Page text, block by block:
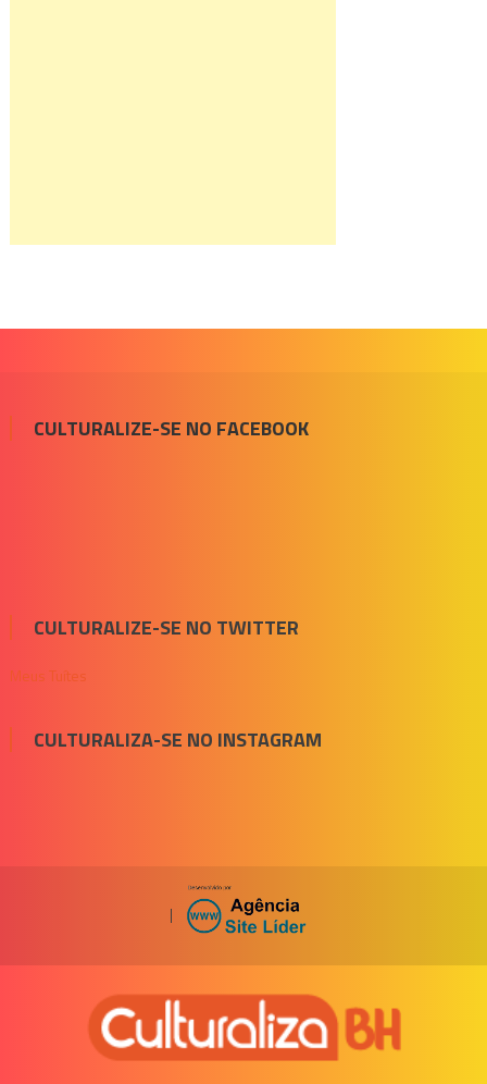
CULTURALIZE-SE NO FACEBOOK
CULTURALIZE-SE NO TWITTER
Meus Tuítes
CULTURALIZA-SE NO INSTAGRAM
|